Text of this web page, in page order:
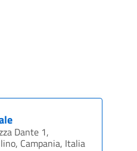
Dante 1,
Campania, Italia